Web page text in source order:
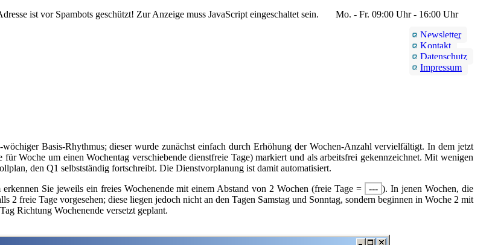
ist vor Spambots geschützt! Zur Anzeige muss JavaScript eingeschaltet sein.
Mo. - Fr. 09:00 Uhr - 16:00 Uhr
Newsletter
Kontakt
Datenschutz
Impressum
Basis-Rhythmus; dieser wurde zunächst einfach durch Erhöhung der Wochen-Anzahl vervielfältigt. In dem jetzt
Woche um einen Wochentag verschiebende dienstfreie Tage) markiert und als arbeitsfrei gekennzeichnet. Mit wenigen
den Q1 selbstständig fortschreibt. Die Dienstvorplanung ist damit automatisiert.
Sie jeweils ein freies Wochenende mit einem Abstand von 2 Wochen (freie Tage =
--- ). In jenen Wochen, die
freie Tage vorgesehen; diese liegen jedoch nicht an den Tagen Samstag und Sonntag, sondern beginnen in Woche 2 mit
Richtung Wochenende versetzt geplant.